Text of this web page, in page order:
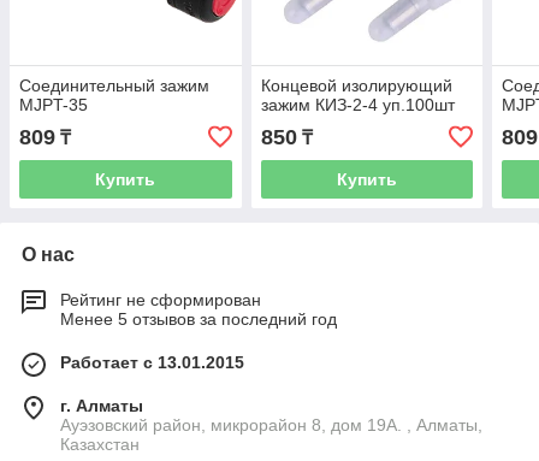
Соединительный зажим
MJPT-35
809 ₸
Купить
Концевой изолирующий
зажим КИЗ-2-4 уп.100шт
850₸
Купить
809
О нас
Рейтинг не сформирован
Менее 5 отзывов за последний год
Работает с 13.01.2015
г. Алматы
Ауэзовский район, микрорайон 8, дом 19А. , Алматы,
Казахстан